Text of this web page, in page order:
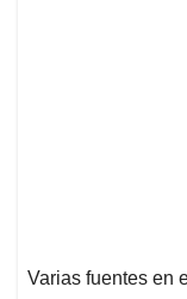
Varias fuentes en